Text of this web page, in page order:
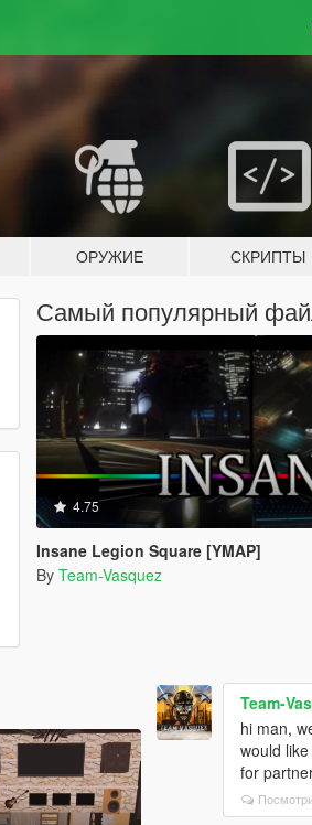
ОРУЖИЕ СКРИПТЫ
Самый популярный
4.75
Insane Legion Square [YMAP]
By Team-Vasquez
Team-
hi man,
would
for